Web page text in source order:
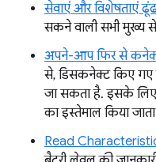
सेवाएं और विशेषताएं
सकने वाली सभी मुख्य
अपने-आप फिर से
से, डिसकनेक्ट किए गए
जा सकता है. इसके
का इस्तेमाल किया
Read